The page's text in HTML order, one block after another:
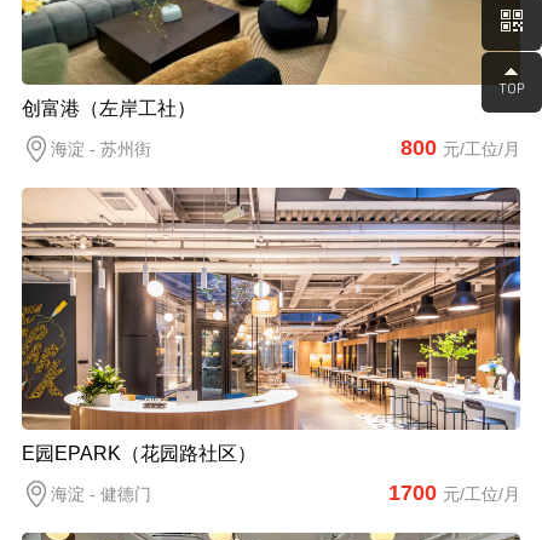
创富港（左岸工社）
海淀 - 苏州街 800 元/工位/月
E园EPARK（花园路社区）
海淀 - 健德门 1700 元/工位/月